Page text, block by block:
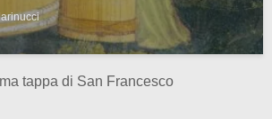
tappa di San Francesco